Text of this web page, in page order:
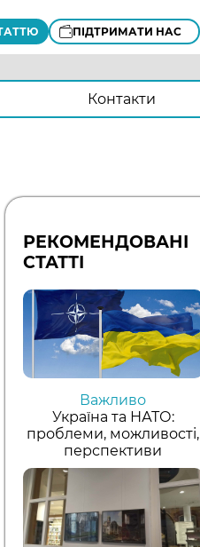
ПІДТРИМАТИ НАС
Контакти
РЕКОМЕНДОВАНІ
СТАТТІ
Важливо
Україна та НАТО:
проблеми, можливості,
перспективи